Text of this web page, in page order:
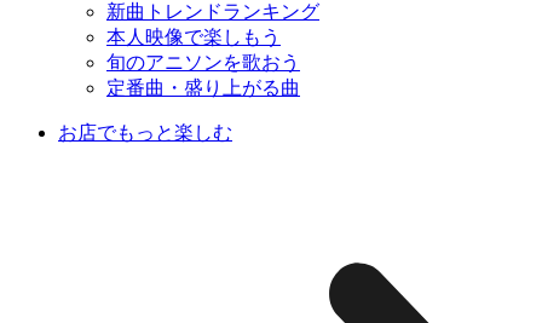
新曲トレンドランキング
本人映像で楽しもう
旬のアニソンを歌おう
定番曲・盛り上がる曲
お店でもっと楽しむ